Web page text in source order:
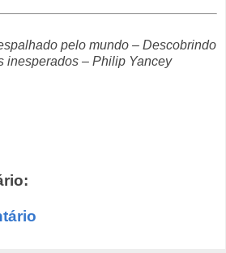
pelo mundo – Descobrindo
inesperados – Philip Yancey